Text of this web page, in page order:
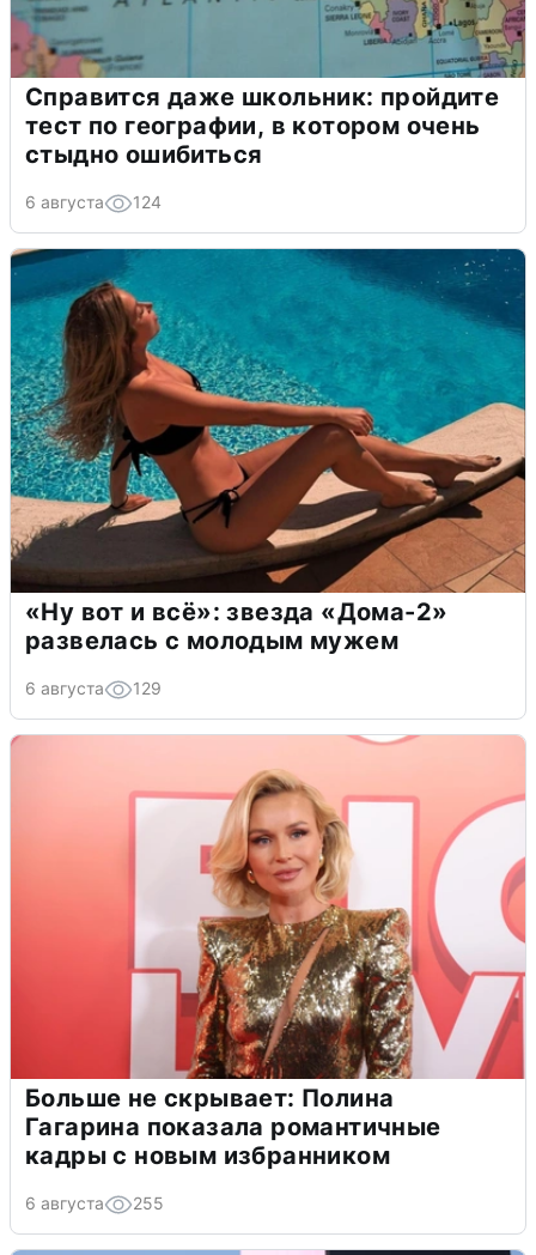
Справится даже школьник: пройдите
тест по географии, в котором очень
стыдно ошибиться
6 августа 124
«Ну вот и всё»: звезда «Дома-2»
развелась с молодым мужем
6 августа 129
Больше не скрывает: Полина
Гагарина показала романтичные
кадры с новым избранником
6 августа 255